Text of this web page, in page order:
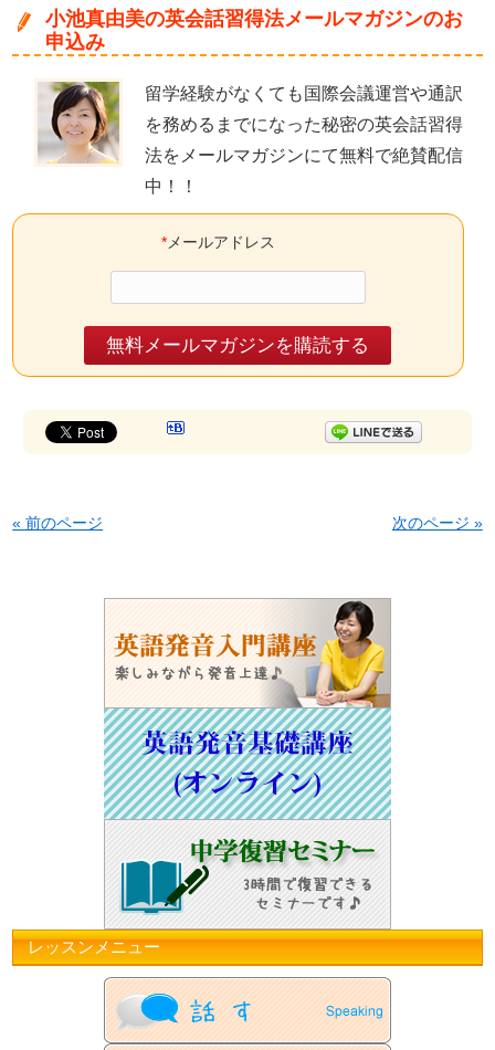
小池真由美の英会話習得法メールマガジンのお
申込み
留学経験がなくても国際会議運営や通訳
を務めるまでになった秘密の英会話習得
法をメールマガジンにて無料で絶賛配信
中 ！！
*メールアドレス
« 前のページ 次のページ »
レッスンメニュー